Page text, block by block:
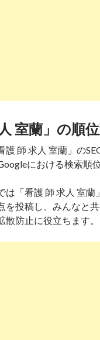
人 室蘭」の順
護 師 求人 室蘭」の
における検索順
は「看護 師 求人 室
を投稿し、みんなと
防止に役立ちます。